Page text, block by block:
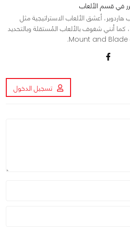
في قسم الألعاب
أعشق الألعاب الاستراتيجية مثل
Civilization و Warcraft III، كما أنني شغوف بالألعاب المُستقلة وبالتحديد
تسجيل الدخول